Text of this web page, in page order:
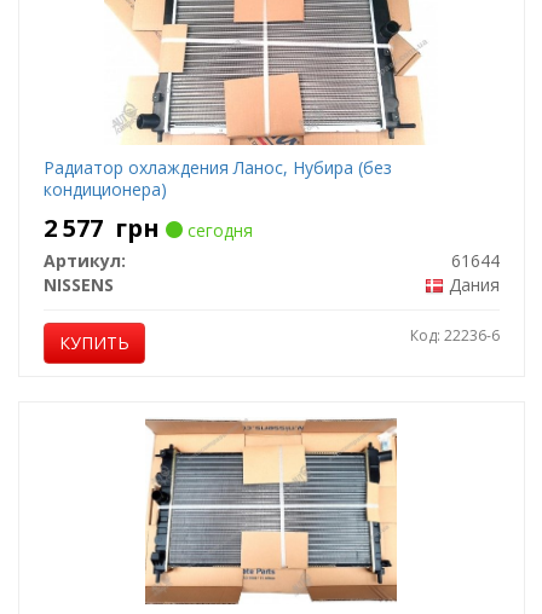
Радиатор охлаждения Ланос, Нубира (без
кондиционера)
2 577 грн
сегодня
Артикул:
61644
NISSENS
Дания
КУПИТЬ Код: 22236-6